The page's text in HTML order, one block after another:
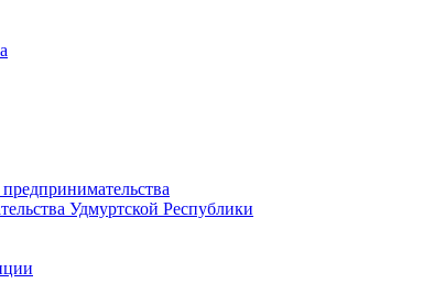
Удмуртской Республики